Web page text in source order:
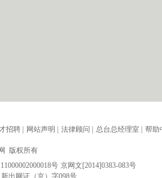
招聘 网站声明 法律顾问 总台总经理室 帮助
版权所有
号 京网文[2014]0383-083号
出网证（京）字098号